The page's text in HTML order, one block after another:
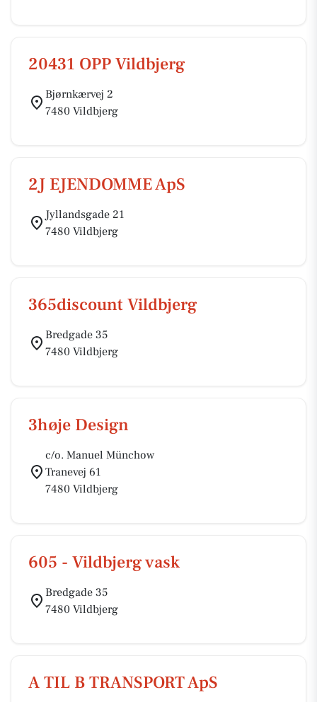
20431 OPP Vildbjerg
Bjørnkærvej 2
7480 Vildbjerg
2J EJENDOMME ApS
Jyllandsgade 21
7480 Vildbjerg
365discount Vildbjerg
Bredgade 35
7480 Vildbjerg
3høje Design
c/o. Manuel Münchow
Tranevej 61
7480 Vildbjerg
605 - Vildbjerg vask
Bredgade 35
7480 Vildbjerg
A TIL B TRANSPORT ApS